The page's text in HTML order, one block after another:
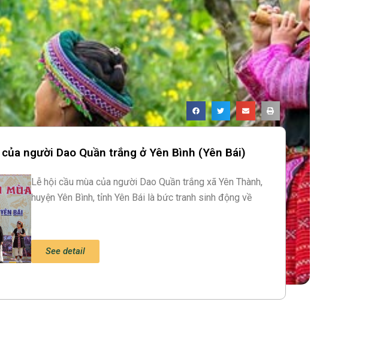
người Dao Quần trắng ở Yên Bình (Yên Bái)
Lễ hội cầu mùa của người Dao Quần trắng xã Yên Thành,
huyện Yên Bình, tỉnh Yên Bái là bức tranh sinh động về
See detail